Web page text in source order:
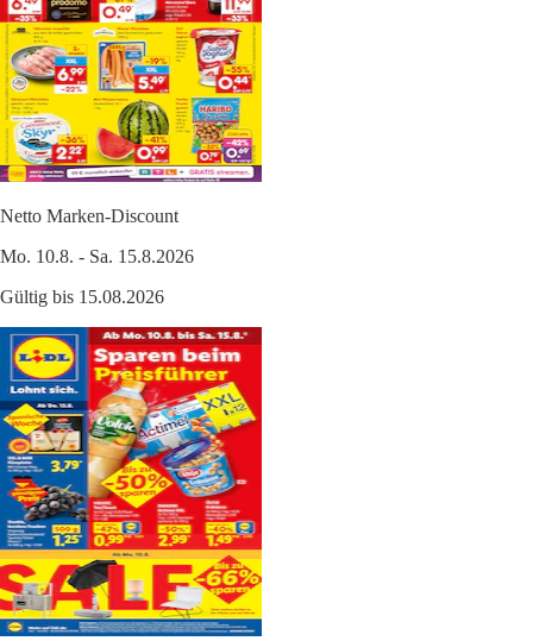
Netto Marken-Discount
Mo. 10.8. - Sa. 15.8.2026
Gültig bis 15.08.2026